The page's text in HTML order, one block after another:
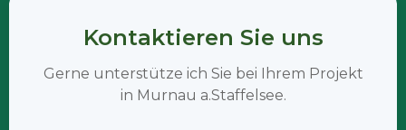
Kontaktieren Sie uns
Gerne unterstütze ich Sie bei Ihrem Projekt
in Murnau a.Staffelsee.